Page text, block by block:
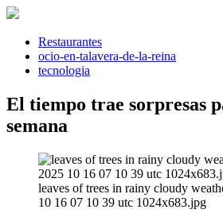
Saltar
contenidoRestaurantes
ocio-en-talavera-de-la-reina
tecnologia
El tiempo trae sorpresas
semana
leaves of trees in rainy cloudy
10 16 07 10 39 utc 1024x683.jpg